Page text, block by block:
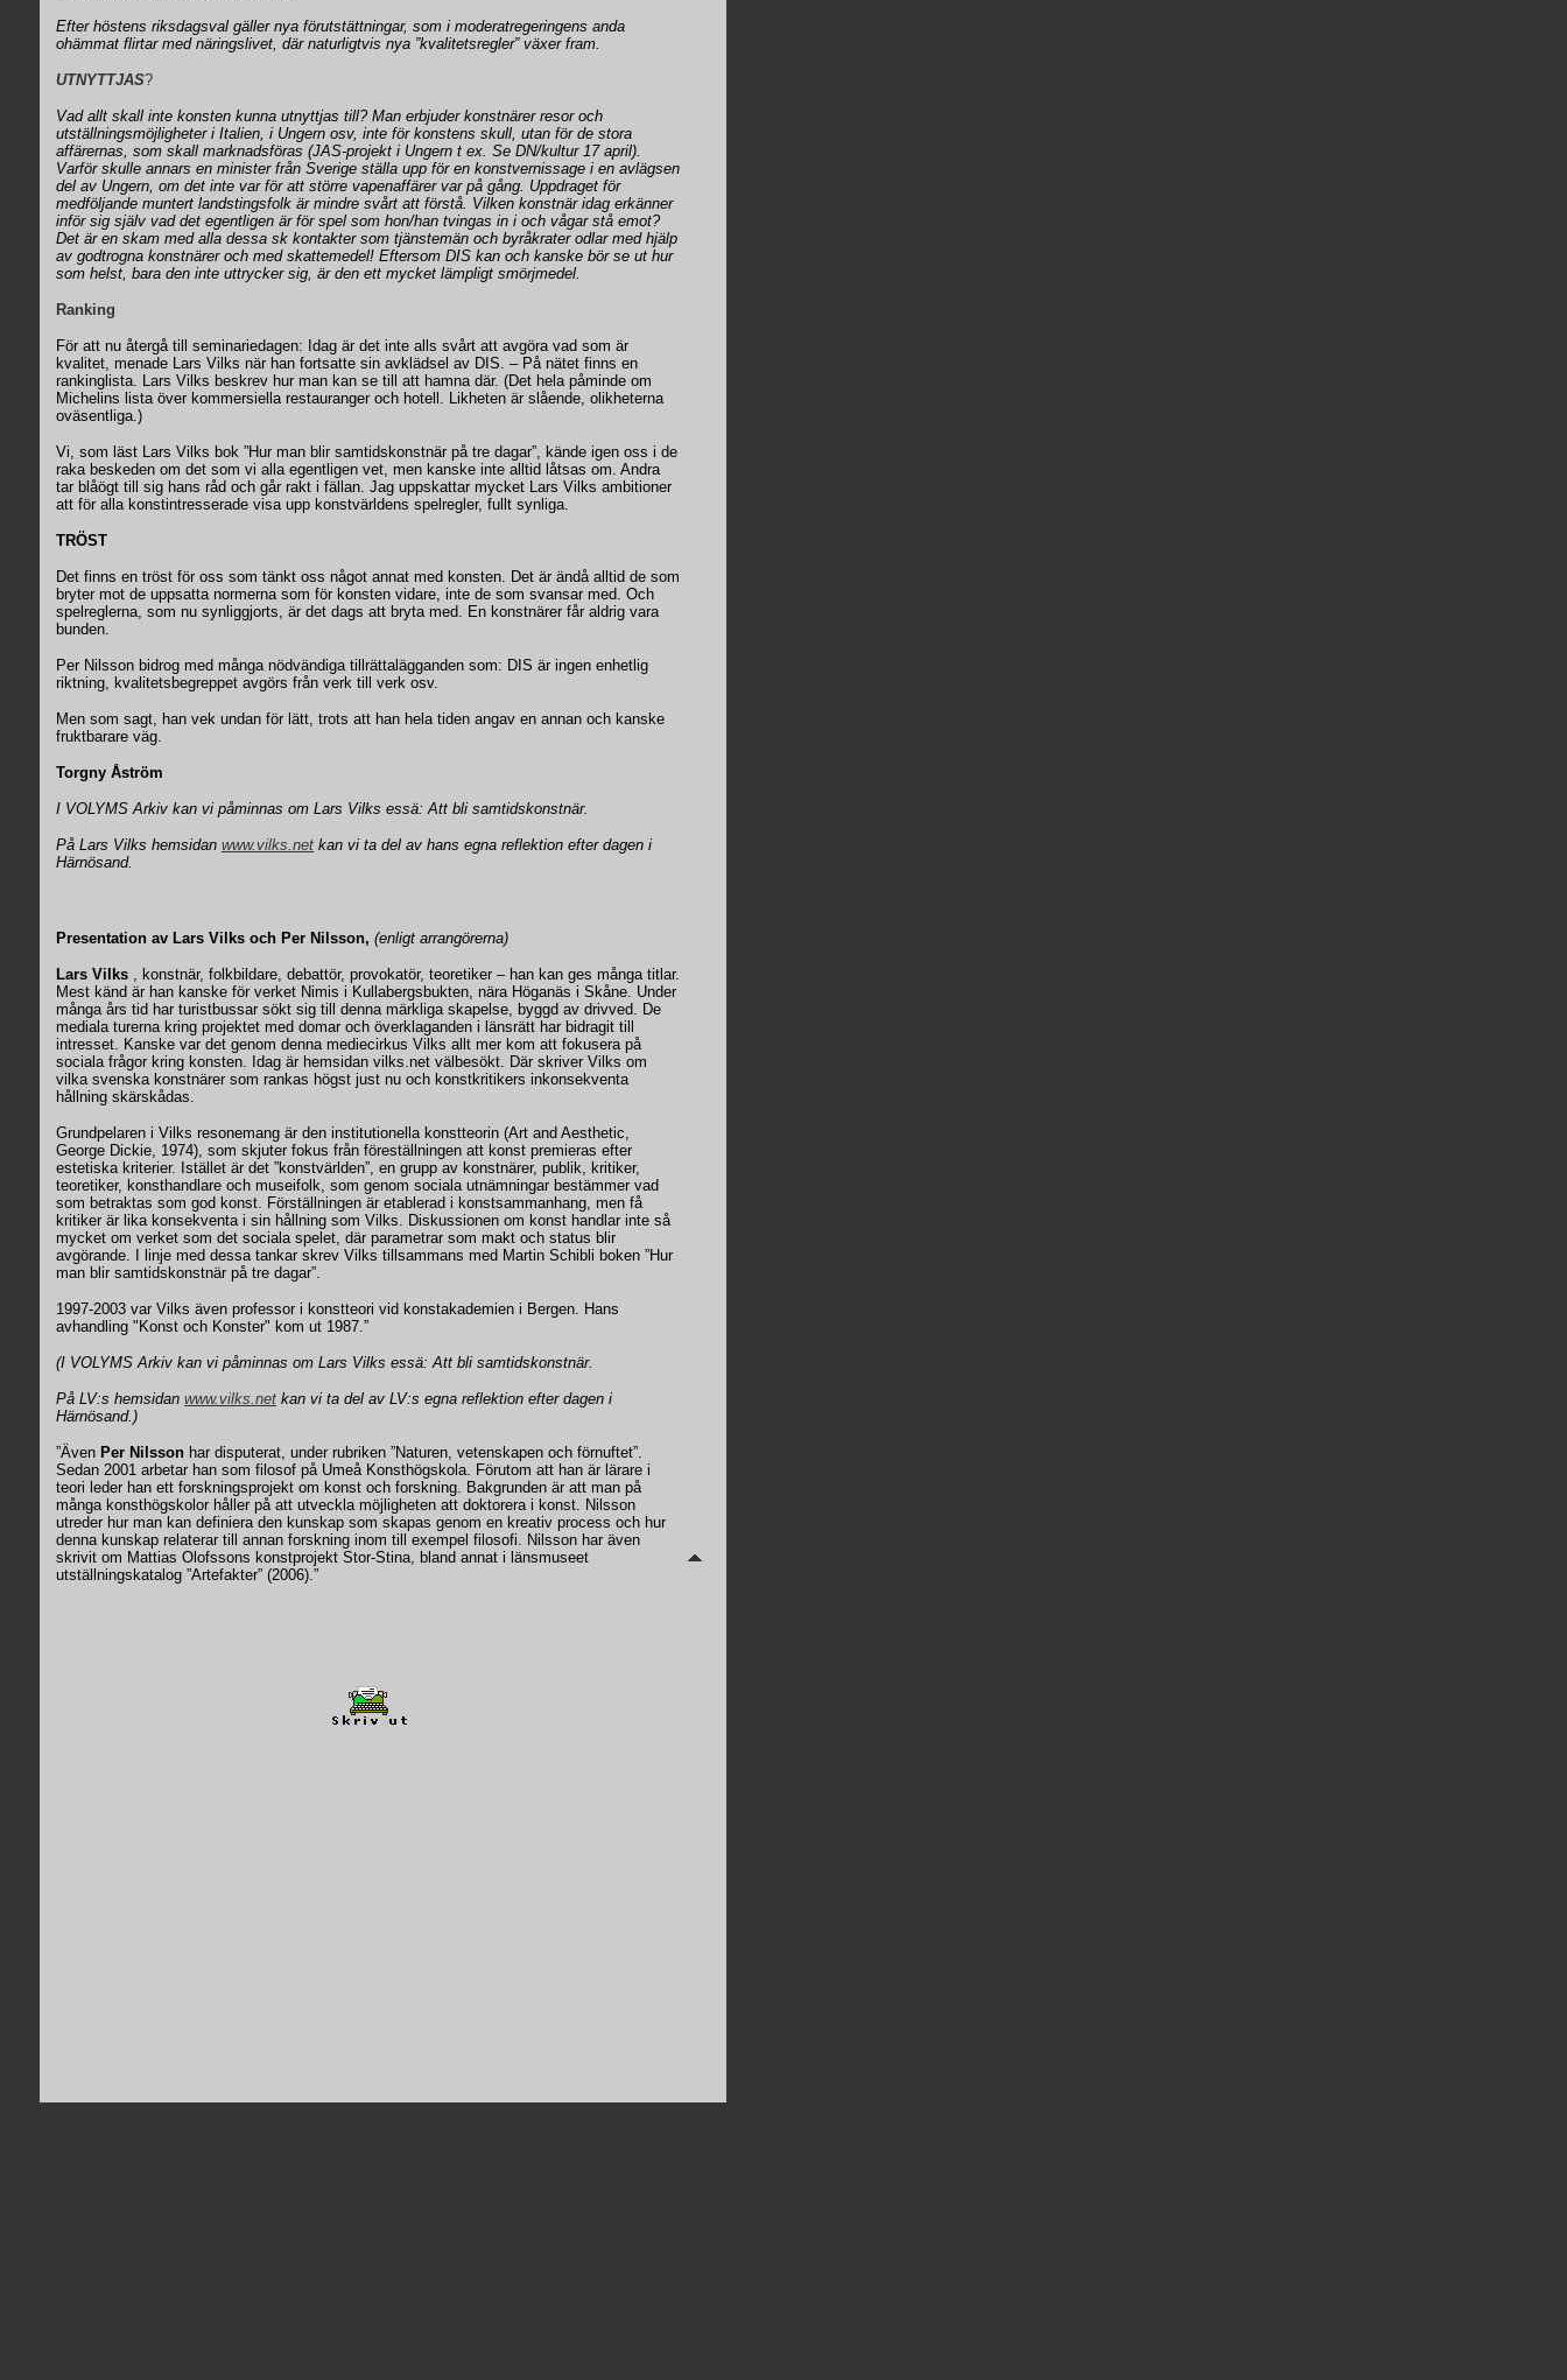
Efter höstens riksdagsval gäller nya förutstättningar, som i moderatregeringens anda
ohämmat flirtar med näringslivet, där naturligtvis nya ”kvalitetsregler” växer fram.
UTNYTTJAS?
Vad allt skall inte konsten kunna utnyttjas till? Man erbjuder konstnärer resor och
utställningsmöjligheter i Italien, i Ungern osv, inte för konstens skull, utan för de stora
affärernas, som skall marknadsföras (JAS-projekt i Ungern t ex. Se DN/kultur 17 april).
Varför skulle annars en minister från Sverige ställa upp för en konstvernissage i en avlägsen
del av Ungern, om det inte var för att större vapenaffärer var på gång. Uppdraget för
medföljande muntert landstingsfolk är mindre svårt att förstå. Vilken konstnär idag erkänner
inför sig själv vad det egentligen är för spel som hon/han tvingas in i och vågar stå emot?
Det är en skam med alla dessa sk kontakter som tjänstemän och byråkrater odlar med hjälp
av godtrogna konstnärer och med skattemedel! Eftersom DIS kan och kanske bör se ut hur
som helst, bara den inte uttrycker sig, är den ett mycket lämpligt smörjmedel.
Ranking
För att nu återgå till seminariedagen: Idag är det inte alls svårt att avgöra vad som är
kvalitet, menade Lars Vilks när han fortsatte sin avklädsel av DIS. – På nätet finns en
rankinglista. Lars Vilks beskrev hur man kan se till att hamna där. (Det hela påminde om
Michelins lista över kommersiella restauranger och hotell. Likheten är slående, olikheterna
oväsentliga.)
Vi, som läst Lars Vilks bok ”Hur man blir samtidskonstnär på tre dagar”, kände igen oss i de
raka beskeden om det som vi alla egentligen vet, men kanske inte alltid låtsas om. Andra
tar blåögt till sig hans råd och går rakt i fällan. Jag uppskattar mycket Lars Vilks ambitioner
att för alla konstintresserade visa upp konstvärldens spelregler, fullt synliga.
TRÖST
Det finns en tröst för oss som tänkt oss något annat med konsten. Det är ändå alltid de som
bryter mot de uppsatta normerna som för konsten vidare, inte de som svansar med. Och
spelreglerna, som nu synliggjorts, är det dags att bryta med. En konstnärer får aldrig vara
bunden.
Per Nilsson bidrog med många nödvändiga tillrättalägganden som: DIS är ingen enhetlig
riktning, kvalitetsbegreppet avgörs från verk till verk osv.
Men som sagt, han vek undan för lätt, trots att han hela tiden angav en annan och kanske
fruktbarare väg.
Torgny Åström
I VOLYMS Arkiv kan vi påminnas om Lars Vilks essä: Att bli samtidskonstnär.
På Lars Vilks hemsidan www.vilks.net kan vi ta del av hans egna reflektion efter dagen i
Härnösand.
Presentation av Lars Vilks och Per Nilsson, (enligt arrangörerna)
Lars Vilks , konstnär, folkbildare, debattör, provokatör, teoretiker – han kan ges många titlar.
Mest känd är han kanske för verket Nimis i Kullabergsbukten, nära Höganäs i Skåne. Under
många års tid har turistbussar sökt sig till denna märkliga skapelse, byggd av drivved. De
mediala turerna kring projektet med domar och överklaganden i länsrätt har bidragit till
intresset. Kanske var det genom denna mediecirkus Vilks allt mer kom att fokusera på
sociala frågor kring konsten. Idag är hemsidan vilks.net välbesökt. Där skriver Vilks om
vilka svenska konstnärer som rankas högst just nu och konstkritikers inkonsekventa
hållning skärskådas.
Grundpelaren i Vilks resonemang är den institutionella konstteorin (Art and Aesthetic,
George Dickie, 1974), som skjuter fokus från föreställningen att konst premieras efter
estetiska kriterier. Istället är det ”konstvärlden”, en grupp av konstnärer, publik, kritiker,
teoretiker, konsthandlare och museifolk, som genom sociala utnämningar bestämmer vad
som betraktas som god konst. Förställningen är etablerad i konstsammanhang, men få
kritiker är lika konsekventa i sin hållning som Vilks. Diskussionen om konst handlar inte så
mycket om verket som det sociala spelet, där parametrar som makt och status blir
avgörande. I linje med dessa tankar skrev Vilks tillsammans med Martin Schibli boken ”Hur
man blir samtidskonstnär på tre dagar”.
1997-2003 var Vilks även professor i konstteori vid konstakademien i Bergen. Hans
avhandling "Konst och Konster" kom ut 1987.”
(I VOLYMS Arkiv kan vi påminnas om Lars Vilks essä: Att bli samtidskonstnär.
På LV:s hemsidan www.vilks.net kan vi ta del av LV:s egna reflektion efter dagen i
Härnösand.)
”Även Per Nilsson har disputerat, under rubriken ”Naturen, vetenskapen och förnuftet”.
Sedan 2001 arbetar han som filosof på Umeå Konsthögskola. Förutom att han är lärare i
teori leder han ett forskningsprojekt om konst och forskning. Bakgrunden är att man på
många konsthögskolor håller på att utveckla möjligheten att doktorera i konst. Nilsson
utreder hur man kan definiera den kunskap som skapas genom en kreativ process och hur
denna kunskap relaterar till annan forskning inom till exempel filosofi. Nilsson har även
skrivit om Mattias Olofssons konstprojekt Stor-Stina, bland annat i länsmuseet
utställningskatalog ”Artefakter” (2006).”